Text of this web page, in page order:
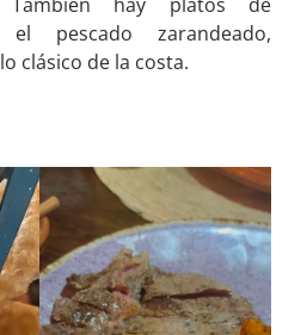
pescado zarandeado,
clásico de la costa.